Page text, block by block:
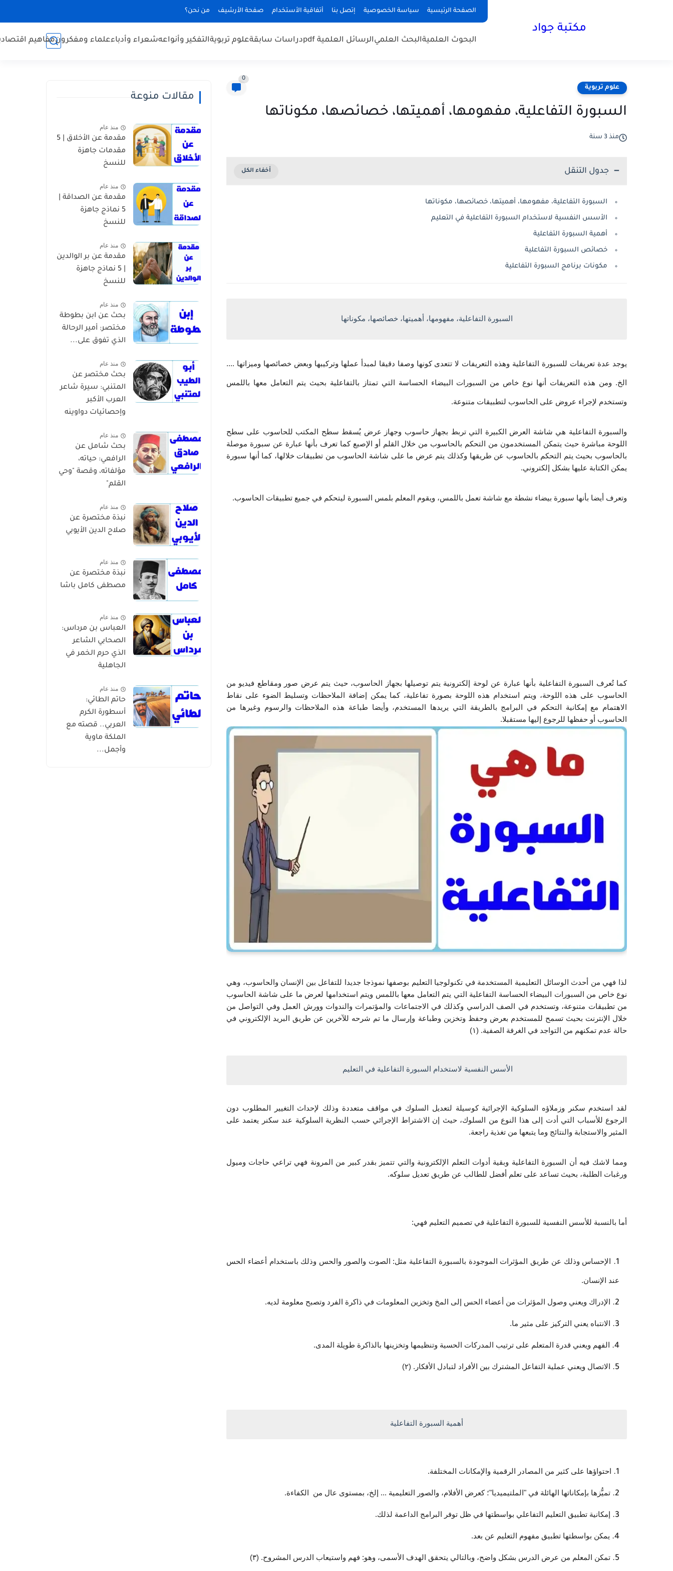
الصفحة الرئيسية سياسة الخصوصية إتصل بنا أتفاقية الأستخدام صفحة الأرشيف من نحن؟
مكتبة جواد
البحوث العلميةالبحث العلميالرسائل العلمية pdf دراسات سابقةعلوم تربويةالتفكير وأنواعهشعراء وأدباءعلماء ومفكرونمفاهيم
علوم تربوية
0
السبورة التفاعلية، مفهومها، أهميتها، خصائصها، مكوناتها
منذ 3 سنة
جدول التنقل
السبورة التفاعلية، مفهومها، أهميتها، خصائصها، مكوناتها
الأسس النفسية لاستخدام السبورة التفاعلية في التعليم
أهمية السبورة التفاعلية
خصائص السبورة التفاعلية
مكونات برنامج السبورة التفاعلية
السبورة التفاعلية، مفهومها، أهميتها، خصائصها، مكوناتها
وتستخدم لإجراء عروض على الحاسوب لتطبيقات متنوعة.
يمكن الكتابة عليها بشكل إلكتروني.
وتعرف أيضا بأنها سبورة بيضاء نشطة مع شاشة تعمل باللمس، ويقوم المعلم بلمس السبورة ليتحكم في جميع تطبيقات الحاسوب.
الحاسوب أو حفظها للرجوع إليها مستقبلا.
حالة عدم تمكنهم من التواجد في الغرفة الصفية. (١)
الأسس النفسية لاستخدام السبورة التفاعلية في التعليم
المثير والاستجابة والنتائج وما يتبعها من تغذية راجعة.
ورغبات الطلبة، بحيث تساعد على تعلم أفضل للطالب عن طريق تعديل سلوكه.
أما بالنسبة للأسس النفسية للسبورة التفاعلية في تصميم التعليم فهي:
عند الإنسان.
الإدراك ويعني وصول المؤثرات من أعضاء الحس إلى المخ وتخزين المعلومات في ذاكرة الفرد وتصبح معلومة لديه.
الانتباه يعني التركيز على مثير ما.
الفهم ويعني قدرة المتعلم على ترتيب المدركات الحسية وتنظيمها وتخزينها بالذاكرة طويلة المدى.
الاتصال ويعني عملية التفاعل المشترك بين الأفراد لتبادل الأفكار. (٢)
أهمية السبورة التفاعلية
احتواؤها على كثير من المصادر الرقمية والإمكانات المختلفة.
تميُّزها بإمكاناتها الهائلة في "الملتيميديا"؛ كعرض الأفلام، والصور التعليمية ... إلخ، بمستوى عال من  الكفاءة.
إمكانية تطبيق التعليم التفاعلي بواسطتها في ظل توفر البرامج الداعمة لذلك.
يمكن بواسطتها تطبيق مفهوم التعليم عن بعد.
تمكن المعلم من عرض الدرس بشكل واضح، وبالتالي يتحقق الهدف الأسمى، وهو: فهم واستيعاب الدرس المشروح. (٣)
مقالات منوعة
منذ عام
مقدمة عن الأخلاق | 5
مقدمات جاهزة
للنسخ
منذ عام
مقدمة عن الصداقة |
5 نماذج جاهزة
للنسخ
منذ عام
مقدمة عن بر الوالدين
| 5 نماذج جاهزة
للنسخ
منذ عام
بحث عن ابن بطوطة
مختصر: أمير الرحالة
الذي تفوق على...
منذ عام
بحث مختصر عن
المتنبي: سيرة شاعر
العرب الأكبر
وإحصائيات دواوينه
منذ عام
بحث شامل عن
الرافعي: حياته،
مؤلفاته، وقصة "وحي
القلم"
منذ عام
نبذة مختصرة عن
صلاح الدين الأيوبي
منذ عام
نبذة مختصرة عن
مصطفى كامل باشا
منذ عام
العباس بن مرداس:
الصحابي الشاعر
الذي حرم الخمر في
الجاهلية
منذ عام
حاتم الطائي:
أسطورة الكرم
العربي.. قصته مع
الملكة ماوية
وأجمل...